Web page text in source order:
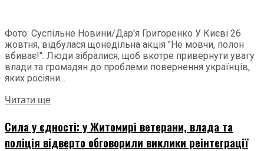
Фото: Суспільне Новини/Дар'я Григоренко У Києві 26
жовтня, відбулася щонедільна акція "Не мовчи, полон
вбиває!". Люди зібралися, щоб вкотре привернути увагу
влади та громадян до проблеми повернення українців,
яких росіяни...
Читати ще
Сила у єдності: у Житомирі ветерани, влада та
поліція відверто обговорили виклики реінтеграції